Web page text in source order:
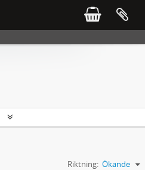
Riktning: Ökande